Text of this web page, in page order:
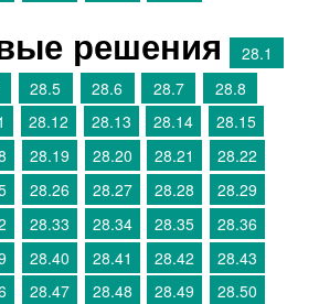
решения
28.1
28.5 28.6 28.7
28.8
28.12 28.13 28.14
28.15
28.19 28.20 28.21
28.22
28.26 28.27 28.28
28.29
28.33 28.34 28.35
28.36
28.40 28.41 28.42
28.43
28.47 28.48 28.49
28.50